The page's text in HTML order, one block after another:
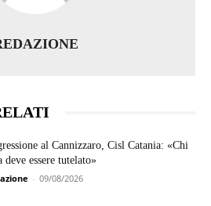
al Cannizzaro, Cisl Catania: «Chi
deve essere tutelato»
- 09/08/2026